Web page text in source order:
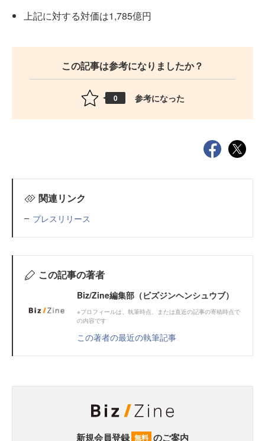
上記に対する対価は1,785億円
この記事は参考になりましたか？
0 参考になった
関連リンク
プレスリリース
この記事の著者
Biz/Zine編集部（ビズジンヘンシュウブ）
※プロフィールは、執筆時点、または直近の記事の寄稿時点で
の内容です
この著者の最近の執筆記事
新規会員登録 無料 のご案内